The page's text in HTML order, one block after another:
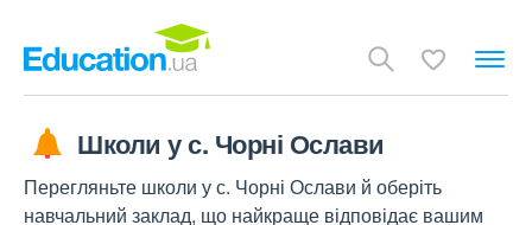
Школи у с. Чорні Ослави
Перегляньте школи у с. Чорні Ослави й оберіть
навчальний заклад, що найкраще відповідає вашим